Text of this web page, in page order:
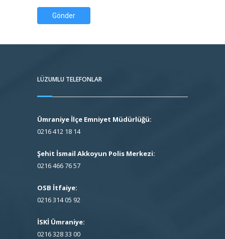
Gönder
LÜZUMLU TELEFONLAR
Ümraniye İlçe Emniyet Müdürlüğü:
0216 412 18 14
Şehit İsmail Akkoyun Polis Merkezi:
0216 466 76 57
OSB İtfaiye:
0216 314 05 92
İSKİ Ümraniye:
0216 328 33 00